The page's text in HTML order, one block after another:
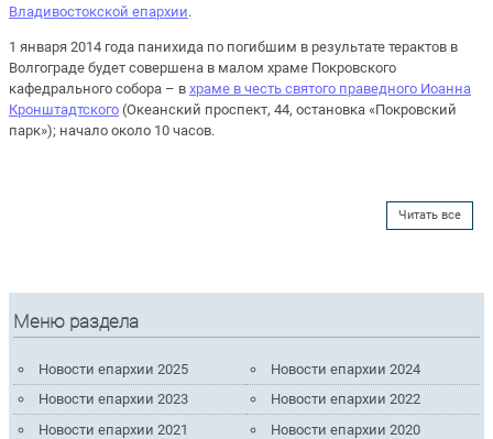
Владивостокской епархии.
1 января 2014 года панихида по погибшим в результате терактов в
Волгограде будет совершена в малом храме Покровского
кафедрального собора – в храме в честь святого праведного Иоанна
Кронштадтского (Океанский проспект, 44, остановка «Покровский
парк»); начало около 10 часов.
Читать все
Меню раздела
Новости епархии 2025
Новости епархии 2024
Новости епархии 2023
Новости епархии 2022
Новости епархии 2021
Новости епархии 2020